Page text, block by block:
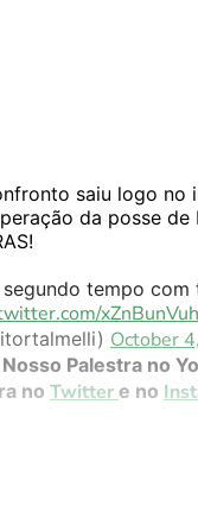
saiu logo no
da posse
tempo
October
Palestra no
no Twitter e no